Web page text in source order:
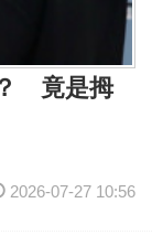
竟是拇
2026-07-27 10:56